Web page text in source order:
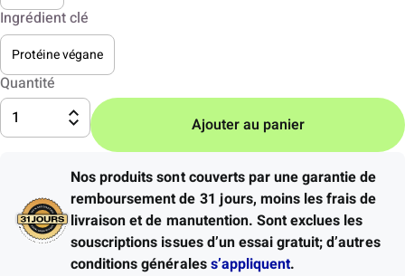
Ingrédient clé
Protéine végane
Quantité
1
Ajouter au panier
Nos produits sont couverts par une garantie de
remboursement de 31 jours, moins les frais de
livraison et de manutention. Sont exclues les
souscriptions issues d’un essai gratuit; d’autres
conditions généraless’appliquent.